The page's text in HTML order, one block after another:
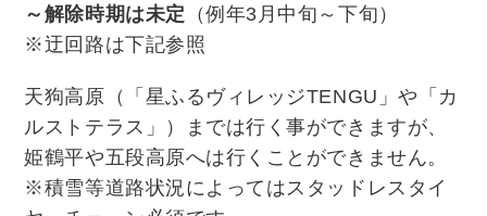
～解除時期は未定 （例年3月中旬～下旬）
※迂回路は下記参照
天狗高原（「星ふるヴィレッジTENGU」や「カ
ルストテラス」）までは行く事ができますが、
姫鶴平や五段高原へは行くことができません。
※積雪等道路状況によってはスタッドレスタイ